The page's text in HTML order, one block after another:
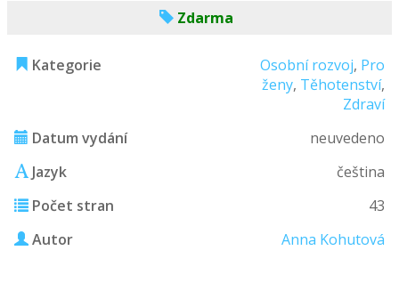
Zdarma
Kategorie Osobní rozvoj, Pro
ženy, Těhotenství,
Zdraví
Datum vydání
neuvedeno
Jazyk
čeština
Počet stran
43
Autor
Anna Kohutová